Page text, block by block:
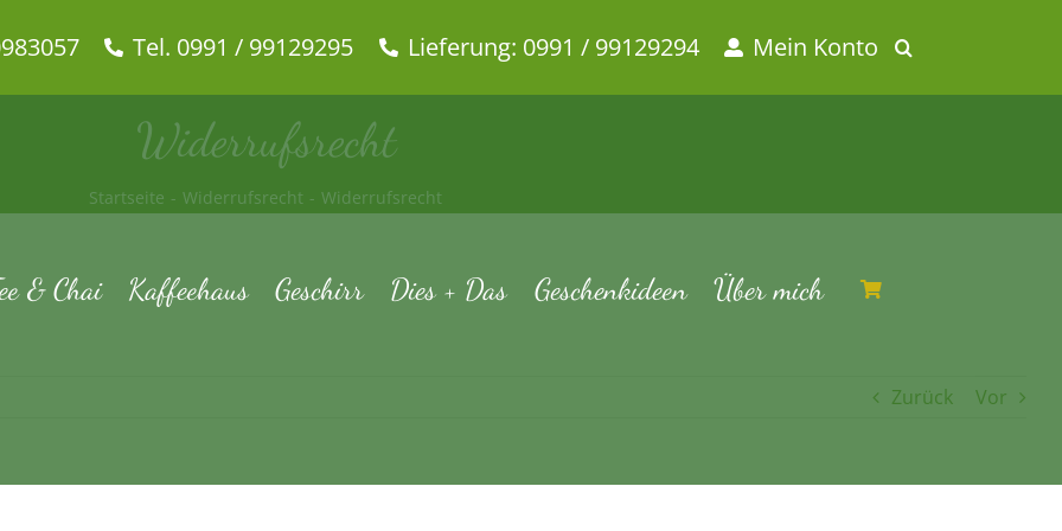
Tel. 0991 / 99129295 Lieferung: 0991 / 99129294 Mein Konto
& Chai Kaffeehaus Geschirr Dies + Das Geschenkideen Über mich
Widerrufsrecht
Startseite Widerrufsrecht Widerrufsrecht
Zurück Vor